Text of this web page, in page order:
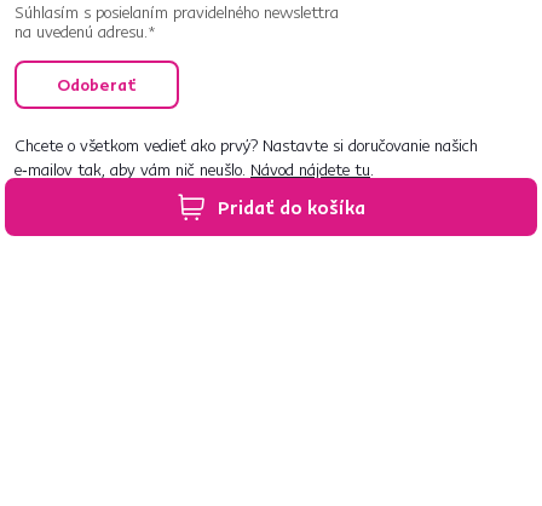
Pridať do košíka
Súhlasím s posielaním pravidelného newslettra
na uvedenú adresu.*
Odoberať
Chcete o všetkom vedieť ako prvý? Nastavte si doručovanie našich
e‑mailov tak, aby vám nič neušlo. Návod nájdete tu.